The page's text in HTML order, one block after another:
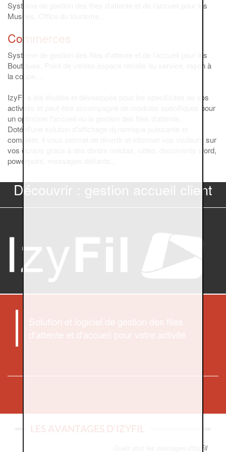
Système de gestion des files d'attente et de l'accueil pour les
Musées, Office du tourisme...
Commerces
Système de gestion des files d'attente et de l'accueil pour les
Boutiques, Point de ventes,espace retraits ou service, rayon à
la coupe....
IzyFil a été étudiée et développée pour les spécificités de vos
activités et peut être accompagné de modules spécifiques pour
un optimiser l'accueil ou la gestion des files d'attente.
Doté d'une solution d'affichage dynamique puissante et
complète, il vous permet de divertir et informer vos visiteurs sur
vos écrans grace à des divers médias, vidéo, documents word,
powerpoint, messages défiants...
Découvrir : gestion accueil client
Solution et logiciel de gestion des files
d'attente et d'accueil pour votre activité
LES AVANTAGES D'IZYFIL
Quels sont les avantages d'IzyFil